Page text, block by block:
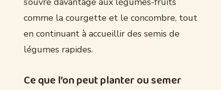
comme la courgette et le concombre, tout
en continuant à accueillir des semis de
légumes rapides.
Ce que l’on peut planter ou semer